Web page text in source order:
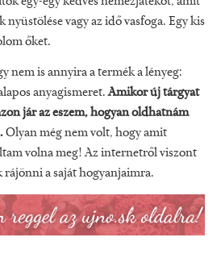
nyüstölése vagy az idő vasfoga. Egy kis
őket.
nem is annyira a termék a lényeg:
anyagismeret.Amikor új tárgyat
jár az eszem, hogyan oldhatnám
Olyan még nem volt, hogy amit
volna meg! Az internetről viszont
rájönni a saját hogyanjaimra.